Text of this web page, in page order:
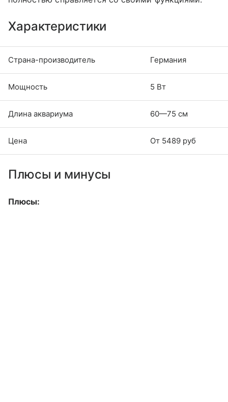
Характеристики
Страна-производитель Германия
Мощность 5 Вт
Длина аквариума 60—75 см
Цена От 5489 руб
Плюсы и минусы
Плюсы: